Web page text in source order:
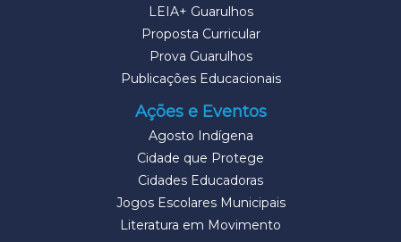
LEIA+ Guarulhos
Proposta Curricular
Prova Guarulhos
Publicações Educacionais
Ações e Eventos
Agosto Indígena
Cidade que Protege
Cidades Educadoras
Jogos Escolares Municipais
Literatura em Movimento